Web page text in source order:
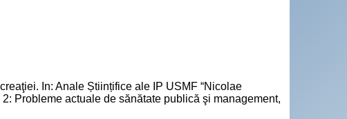
In: Anale Științifice ale IP USMF “Nicolae
Probleme actuale de sănătate publică şi management,